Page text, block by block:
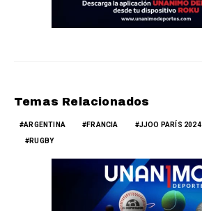
Temas Relacionados
ARGENTINA FRANCIA JJOO PARÍS 2024
RUGBY